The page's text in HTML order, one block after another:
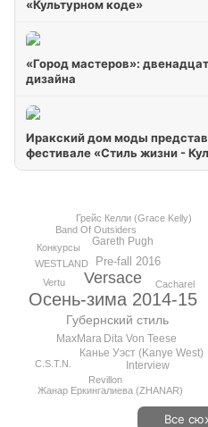
«Культурном коде»
«Город мастеров»:
дизайна
Иракский дом моды
фестивале «Стиль жизни -
Осень-зима 2014-15
Versace
Губернский стиль
Pre-fall 2016
MaxMara Dita Von Teese
Gareth Pugh
Interview
Канье Уэст (Kanye West)
Cacharel
Vertu
Грейс Келли (Grace Kelly)
Band Of Outsiders
WESTLAND
Revillon
C.S.T.N.
Конкурсы
Жанар Еркингалиева (ZHANAR)
Все